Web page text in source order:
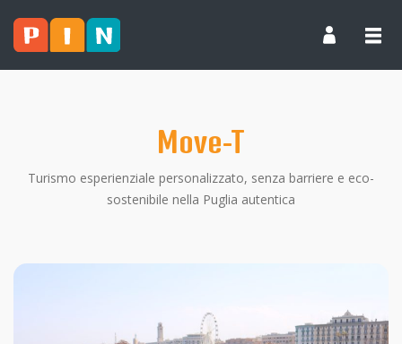
Move-T
Turismo esperienziale personalizzato, senza barriere e eco-
sostenibile nella Puglia autentica